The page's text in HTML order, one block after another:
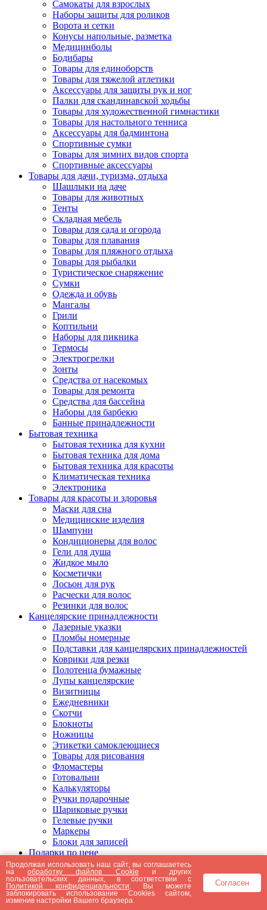
Самокаты для взрослых
Наборы защиты для роликов
Ворота и сетки
Конусы напольные, разметка
Медицинболы
Бодибары
Товары для единоборств
Товары для тяжелой атлетики
Аксессуары для защиты рук и ног
Палки для скандинавской ходьбы
Товары для художественной гимнастики
Товары для настольного тенниса
Аксессуары для бадминтона
Спортивные сумки
Товары для зимних видов спорта
Спортивные аксессуары
Товары для дачи, туризма, отдыха
Шашлыки на даче
Товары для животных
Тенты
Складная мебель
Товары для сада и огорода
Товары для плавания
Товары для пляжного отдыха
Товары для рыбалки
Туристическое снаряжение
Сумки
Одежда и обувь
Мангалы
Грили
Коптильни
Наборы для пикника
Термосы
Электрогрелки
Зонты
Средства от насекомых
Товары для ремонта
Средства для бассейна
Наборы для барбекю
Банные принадлежности
Бытовая техника
Бытовая техника для кухни
Бытовая техника для дома
Бытовая техника для красоты
Климатическая техника
Электроника
Товары для красоты и здоровья
Маски для сна
Медицинские изделия
Шампуни
Кондиционеры для волос
Гели для душа
Жидкое мыло
Косметички
Лосьон для рук
Расчески для волос
Резинки для волос
Канцелярские принадлежности
Лазерные указки
Пломбы номерные
Подставки для канцелярских принадлежностей
Коврики для резки
Полотенца бумажные
Лупы канцелярские
Визитницы
Ежедневники
Скотчи
Блокноты
Ножницы
Этикетки самоклеющиеся
Товары для рисования
Фломастеры
Готовальни
Калькуляторы
Ручки подарочные
Шариковые ручки
Гелевые ручки
Маркеры
Блоки для записей
Подарки по цене
Подарки от 5000 рублей
Подарки до 5000 рублей
Подарки до 3000 рублей
Подарки до 2000 рублей
Подарки до 1000 рублей
Продолжая использовать наш сайт, вы соглашаетесь
наобработку файлов Cookie и других
пользовательских данных, в соответствии с
Политикой конфиденциальности . Вы можете
заблокировать использование Cookies сайтом,
изменив настройки Вашего браузера.
Согласен